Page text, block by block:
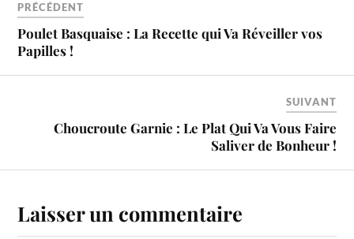
PRÉCÉDENT
Poulet Basquaise : La Recette qui Va Réveiller vos
Papilles !
SUIVANT
Choucroute Garnie : Le Plat Qui Va Vous Faire
Saliver de Bonheur !
Laisser un commentaire